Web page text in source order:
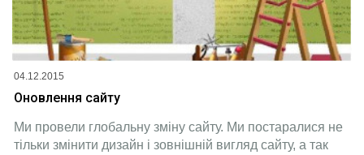
04.12.2015
Оновлення сайту
Ми провели глобальну зміну сайту. Ми постаралися не
тільки змінити дизайн і зовнішній вигляд сайту, а так